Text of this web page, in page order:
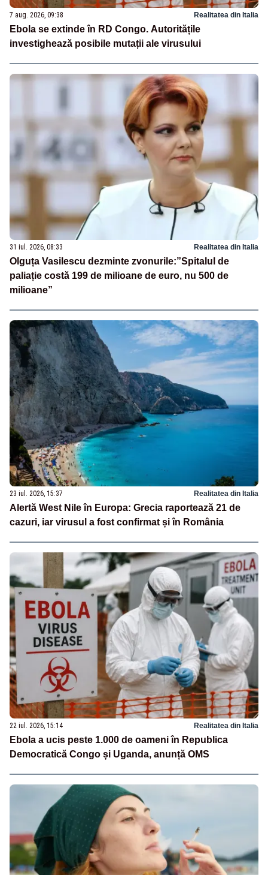
7 aug. 2026, 09:38 Realitatea din Italia
Ebola se extinde în RD Congo. Autoritățile
investighează posibile mutații ale virusului
31 iul. 2026, 08:33 Realitatea din Italia
Olguța Vasilescu dezminte zvonurile:”Spitalul de
paliație costă 199 de milioane de euro, nu 500 de
milioane”
23 iul. 2026, 15:37 Realitatea din Italia
Alertă West Nile în Europa: Grecia raportează 21 de
cazuri, iar virusul a fost confirmat și în România
22 iul. 2026, 15:14 Realitatea din Italia
Ebola a ucis peste 1.000 de oameni în Republica
Democratică Congo și Uganda, anunță OMS